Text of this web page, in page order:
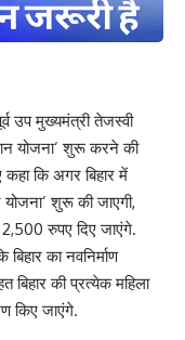
उप मुख्यमंत्री तेजस्वी
योजना’ शुरू करने की
कि अगर बिहार में
शुरू की जाएगी,
रुपए दिए जाएंगे.
का नवनिर्माण
बिहार की प्रत्येक महिला
किए जाएंगे.